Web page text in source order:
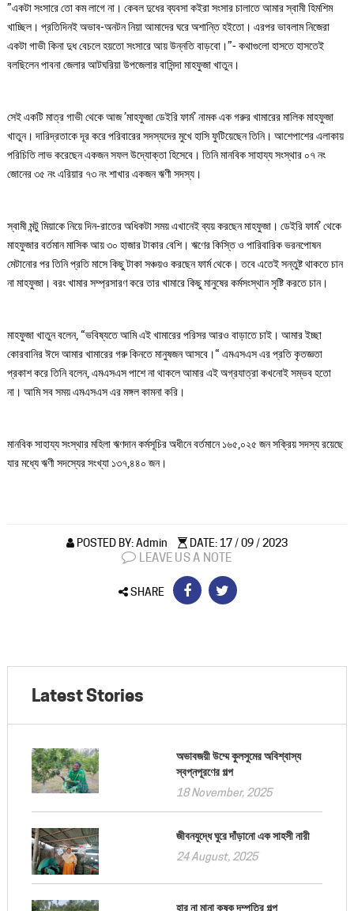
”একটা সংসারে তো কম লাগে না। কেবল দুধের ব্যবসা কইরা সংসার চালাতে আমার স্বামী হিমশিম
খাচ্ছিল। প্রতিদিনই অভাব-অনটন নিয়া আমাদের ঘরে অশান্তি হইতো। এরপর ভাবলাম নিজেরা
একটা গাভী কিনা দুধ বেচলে হয়তো সংসারে আয় উন্নতি বাড়বো।”- কথাগুলো হাসতে হাসতেই
বলছিলেন পাবনা জেলার আটঘরিয়া উপজেলার বাসিন্দা মাহফুজা খাতুন।
সেই একটি মাত্র গাভী থেকে আজ ’মাহফুজা ডেইরি ফার্ম’ নামক এক গরুর খামারের মালিক মাহফুজা
খাতুন। দারিদ্রতাকে দূর করে পরিবারের সদস্যদের মুখে হাসি ফুটিয়েছেন তিনি। আশেপাশের এলাকায়
পরিচিতি লাভ করেছেন একজন সফল উদ্যোক্তা হিসেবে। তিনি মানবিক সাহায্য সংস্থার ০৭ নং
জোনের ৩৫ নং এরিয়ার ৭৩ নং শাখার একজন ঋণী সদস্য।
স্বামী মন্টু মিয়াকে নিয়ে দিন-রাতের অধিকটা সময় এখানেই ব্যয় করছেন মাহফুজা। ডেইরি ফার্ম’ থেকে
মাহফুজার বর্তমান মাসিক আয় ৩০ হাজার টাকার বেশি। ঋণের কিস্তি ও পারিবারিক ভরনপোষন
মেটানোর পর তিনি প্রতি মাসে কিছু টাকা সঞ্চয়ও করছেন ফার্ম থেকে। তবে এতেই সন্তুষ্ট থাকতে চান
না মাহফুজা। বরং খামার সম্প্রসারণ করে তার খামারে কিছু মানুষের কর্মসংস্থান সৃষ্টি করতে চান।
মাহফুজা খাতুন বলেন, “ভবিষ্যতে আমি এই খামারের পরিসর আরও বাড়াতে চাই। আমার ইচ্ছা
কোরবানির ঈদে আমার খামারের গরু কিনতে মানুষজন আসবে।“ এমএসএস এর প্রতি কৃতজ্ঞতা
প্রকাশ করে তিনি বলেন, এমএসএস পাশে না থাকলে আমার এই অগ্রযাত্রা কখনোই সম্ভব হতো
না। আমি সব সময় এমএসএস এর মঙ্গল কামনা করি।
মানবিক সাহায্য সংস্থার মহিলা ঋণদান কর্মসূচির অধীনে বর্তমানে ১৬৫,০২৫ জন সক্রিয় সদস্য রয়েছে
যার মধ্যে ঋণী সদস্যের সংখ্যা ১৩৭,৪৪০ জন।
POSTED BY: Admin DATE: 17 / 09 / 2023
LEAVE US A NOTE
SHARE
Latest Stories
অভাবজয়ী উম্মে কুলসুমের অবিশ্বাস্য
স্বপ্নপূরণের গল্প
18 November, 2025
জীবনযুদ্ধে ঘুরে দাঁড়ানো এক সাহসী নারী
24 August, 2025
হার না মানা কৃষক দম্পতির গল্প